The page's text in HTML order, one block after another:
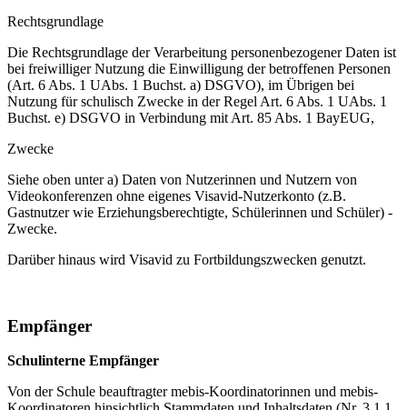
Rechtsgrundlage
Die Rechtsgrundlage der Verarbeitung personenbezogener Daten ist
bei freiwilliger Nutzung die Einwilligung der betroffenen Personen
(Art. 6 Abs. 1 UAbs. 1 Buchst. a) DSGVO), im Übrigen bei
Nutzung für schulisch Zwecke in der Regel Art. 6 Abs. 1 UAbs. 1
Buchst. e) DSGVO in Verbindung mit Art. 85 Abs. 1 BayEUG,
Zwecke
Siehe oben unter a) Daten von Nutzerinnen und Nutzern von
Videokonferenzen ohne eigenes Visavid-Nutzerkonto (z.B.
Gastnutzer wie Erziehungsberechtigte, Schülerinnen und Schüler) -
Zwecke.
Darüber hinaus wird Visavid zu Fortbildungszwecken genutzt.
Empfänger
Schulinterne Empfänger
Von der Schule beauftragter mebis-Koordinatorinnen und mebis-